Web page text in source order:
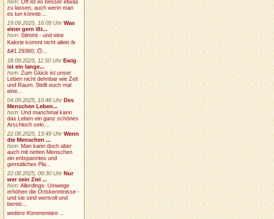
hsm:Oft ist es besser etwas
zu lassen, auch wenn man
es tun könnte....
19.09.2025, 16:09 Uhr Was
einer gern ißt...
hsm:Stimmt - und eine
Kalorie kommt nicht allein.☕
&#1 29360; 🙃...
18.09.2025, 11:50 Uhr Ewig
ist ein lange...
hsm:Zum Glück ist unser
Leben nicht dehnbar wie Zeit
und Raum. Stellt euch mal
eine...
04.09.2025, 10:46 Uhr Des
Menschen Leben...
hsm:Und manchmal kann
das Leben ein ganz schönes
Arschloch sein....
22.08.2025, 13:49 Uhr Wenn
die Menschen ...
hsm:Man kann doch aber
auch mit netten Menschen
ein entspanntes und
gemütliches Pla...
22.08.2025, 09:30 Uhr Nur
wer sein Ziel ...
hsm:Allerdings: Umwege
erhöhen die Ortskenntnisse -
und sie sind wertvoll und
bereic...
weitere Kommentare ...